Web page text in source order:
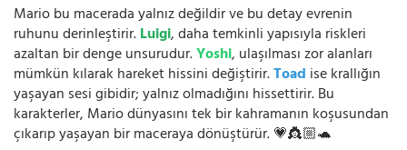
Mario bu macerada yalnız değildir ve bu detay evrenin
ruhunu derinleştirir.Luigi, daha temkinli yapısıyla riskleri
azaltan bir denge unsurudur.Yoshi, ulaşılması zor alanları
mümkün kılarak hareket hissini değiştirir.Toad ise krallığın
yaşayan sesi gibidir; yalnız olmadığını hissettirir. Bu
karakterler, Mario dünyasını tek bir kahramanın koşusundan
çıkarıp yaşayan bir maceraya dönüştürür. 💗👸🏼🐢